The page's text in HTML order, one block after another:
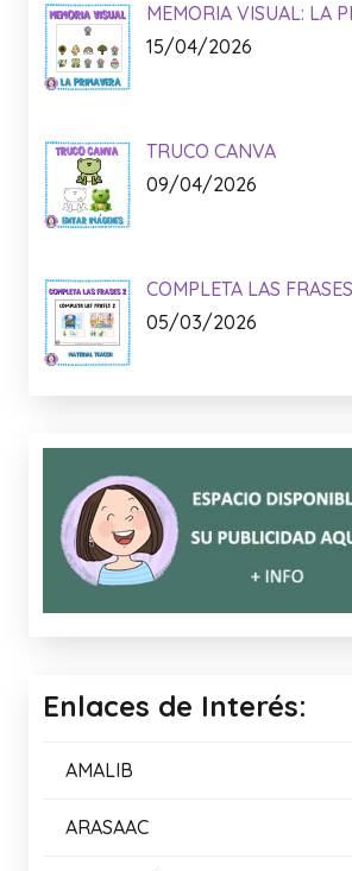
MEMORIA VISUAL: LA
15/04/2026
TRUCO CANVA
09/04/2026
COMPLETA LAS
05/03/2026
Enlaces de Interés:
AMALIB
ARASAAC